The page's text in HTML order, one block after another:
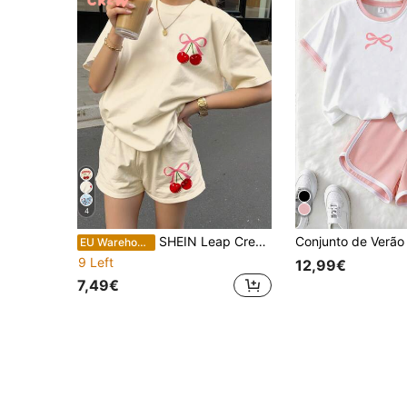
4
EU Warehouse
SHEIN Leap Crew Conjunto de 2 peças com estampa de borboleta cereja fofa, creme, branco, solto, casual, gola redonda, manga curta, camiseta e shorts, para meninas adolescentes, adequado para primavera/verão, volta às aulas, estilo anos 2000, Y2K, verão tranquilo, clima de férias
9 Left
7,49€
12,99€